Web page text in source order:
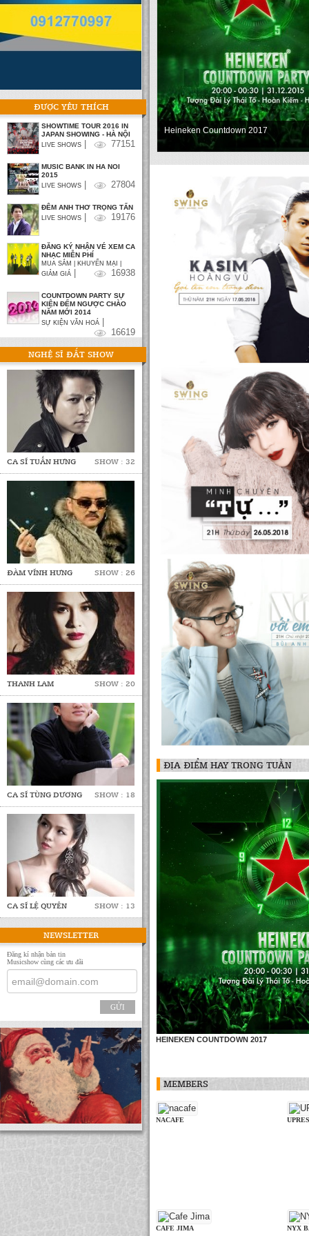
ĐƯỢC YÊU THÍCH
SHOWTIME TOUR 2016 IN
JAPAN SHOWING - HÀ NỘI
LIVE SHOWS 77151
MUSIC BANK IN HA NOI
2015
LIVE SHOWS 27804
ĐÊM ANH THƠ TRỌNG TẤN
LIVE SHOWS 19176
ĐĂNG KÝ NHẬN VÉ XEM CA
NHẠC MIỄN PHÍ
MUA SẮM | KHUYẾN MẠI |
GIẢM GIÁ
16938
COUNTDOWN PARTY SỰ
KIỆN ĐẾM NGƯỢC CHÀO
NĂM MỚI 2014
SỰ KIỆN VĂN HOÁ
16619
NGHỆ SĨ ĐẮT SHOW
CA SĨ TUẤN HƯNG SHOW : 32
ĐÀM VĨNH HƯNG SHOW : 26
THANH LAM SHOW : 20
CA SĨ TÙNG DƯƠNG SHOW : 18
CA SĨ LỆ QUYÊN SHOW : 13
NEWSLETTER
Đăng kí nhận bản tin
Musicshow cùng các ưu đãi
GỬI
Heineken Countdown 2017
ĐỊA ĐIỂM HAY TRONG TUẦN
HEINEKEN COUNTDOWN 2017
MEMBERS
NACAFE
CAFE JIMA NYX